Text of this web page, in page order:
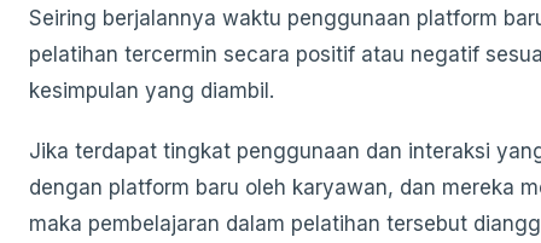
Seiring berjalannya waktu penggunaan platform
pelatihan tercermin secara positif atau negatif
kesimpulan yang diambil.
Jika terdapat tingkat penggunaan dan interaksi
dengan platform baru oleh karyawan, dan mereka
maka pembelajaran dalam pelatihan tersebut